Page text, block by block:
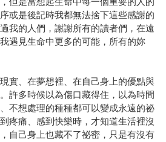
或是後記時我都無法捨下這些感謝的
我的人們，謝謝所有的讀者們，在遠
遇見生命中更多的可能，所有的妳
實、在夢想裡、在自己身上的優點與
許多時候以為傷口藏得住，以為時間
不想處理的種種都可以變成永遠的祕
疼痛、感到快樂時，才知道生活裡沒
自己身上也藏不了祕密，只是有沒有